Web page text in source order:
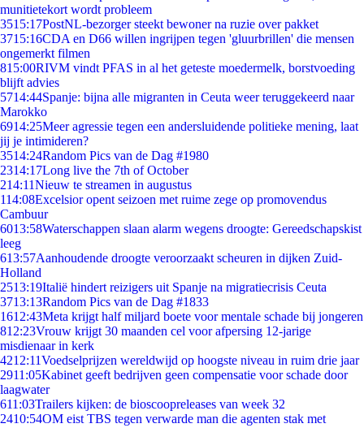
munitietekort wordt probleem
3515:17PostNL-bezorger steekt bewoner na ruzie over pakket
3715:16CDA en D66 willen ingrijpen tegen 'gluurbrillen' die mensen
ongemerkt filmen
815:00RIVM vindt PFAS in al het geteste moedermelk, borstvoeding
blijft advies
5714:44Spanje: bijna alle migranten in Ceuta weer teruggekeerd naar
Marokko
6914:25Meer agressie tegen een andersluidende politieke mening, laat
jij je intimideren?
3514:24Random Pics van de Dag #1980
2314:17Long live the 7th of October
214:11Nieuw te streamen in augustus
114:08Excelsior opent seizoen met ruime zege op promovendus
Cambuur
6013:58Waterschappen slaan alarm wegens droogte: Gereedschapskist
leeg
613:57Aanhoudende droogte veroorzaakt scheuren in dijken Zuid-
Holland
2513:19Italië hindert reizigers uit Spanje na migratiecrisis Ceuta
3713:13Random Pics van de Dag #1833
1612:43Meta krijgt half miljard boete voor mentale schade bij jongeren
812:23Vrouw krijgt 30 maanden cel voor afpersing 12-jarige
misdienaar in kerk
4212:11Voedselprijzen wereldwijd op hoogste niveau in ruim drie jaar
2911:05Kabinet geeft bedrijven geen compensatie voor schade door
laagwater
611:03Trailers kijken: de bioscoopreleases van week 32
2410:54OM eist TBS tegen verwarde man die agenten stak met